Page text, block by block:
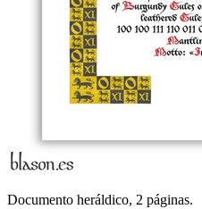
Documento heráldico, 2 páginas.